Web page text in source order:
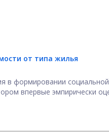
от типа жилья
в формировании
впервые эмпирически